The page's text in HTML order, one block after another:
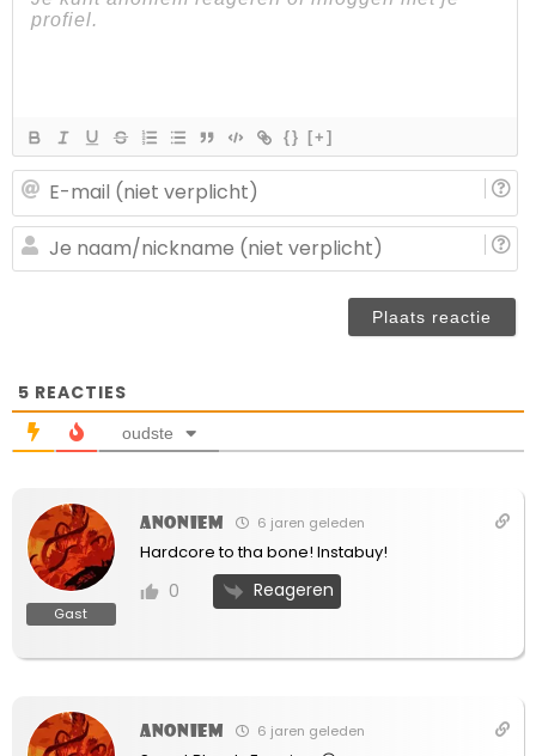
{} [+]
5 REACTIES
oudste
Gast
Anoniem 6 jaren geleden
Hardcore to tha bone! Instabuy!
0 Reageren
Anoniem 6 jaren geleden